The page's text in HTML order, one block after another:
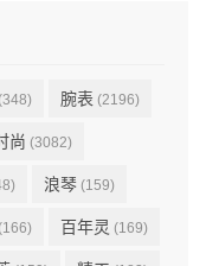
(348) 腕表 (2196)
尚 (3082)
浪琴 (159)
(166) 百年灵 (169)